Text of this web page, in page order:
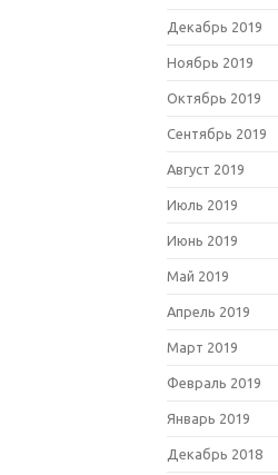
Декабрь 2019
Ноябрь 2019
Октябрь 2019
Сентябрь 2019
Август 2019
Июль 2019
Июнь 2019
Май 2019
Апрель 2019
Март 2019
Февраль 2019
Январь 2019
Декабрь 2018